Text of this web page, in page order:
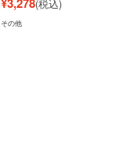
(税込)
その他